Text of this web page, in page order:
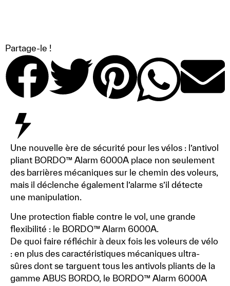
Partage-le !
Une nouvelle ère de sécurité pour les vélos : l’antivol
pliant BORDO™ Alarm 6000A place non seulement
des barrières mécaniques sur le chemin des voleurs,
mais il déclenche également l’alarme s’il détecte
une manipulation.
Une protection fiable contre le vol, une grande
flexibilité : le BORDO™ Alarm 6000A.
De quoi faire réfléchir à deux fois les voleurs de vélo
: en plus des caractéristiques mécaniques ultra-
sûres dont se targuent tous les antivols pliants de la
gamme ABUS BORDO, le BORDO™ Alarm 6000A